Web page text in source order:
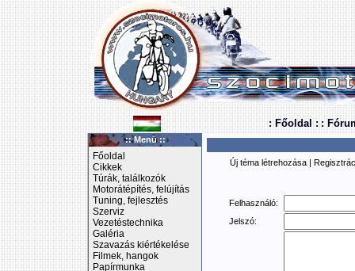
: Főoldal : :
:: Menü ::
Főoldal
Cikkek
Túrák, találkozók
Motorátépítés, felújítás
Tuning, fejlesztés
Szerviz
Vezetéstechnika
Galéria
Szavazás kiértékelése
Filmek, hangok
Papírmunka
Új téma létrehozása |
Felhasználó:
Jelszó: